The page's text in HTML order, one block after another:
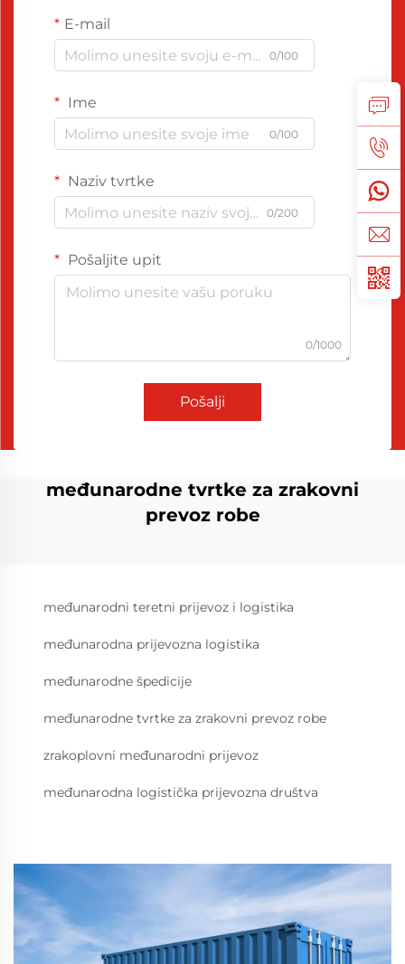
E-mail
0/100
Ime
0/100
Naziv tvrtke
0/200
Pošaljite upit
0/1000
Pošalji
međunarodne tvrtke za zrakovni
prevoz robe
međunarodni teretni prijevoz i logistika
međunarodna prijevozna logistika
međunarodne špedicije
međunarodne tvrtke za zrakovni prevoz robe
zrakoplovni međunarodni prijevoz
međunarodna logistička prijevozna društva